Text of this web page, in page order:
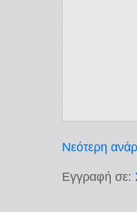
Νεότερη
Εγγραφή σε: